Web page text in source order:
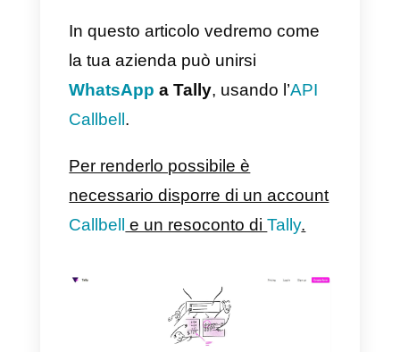
integrare
WhatsApp
a Tally con
Zapier –
Metodo
In questo articolo vedremo come
WhatsApp a Tally